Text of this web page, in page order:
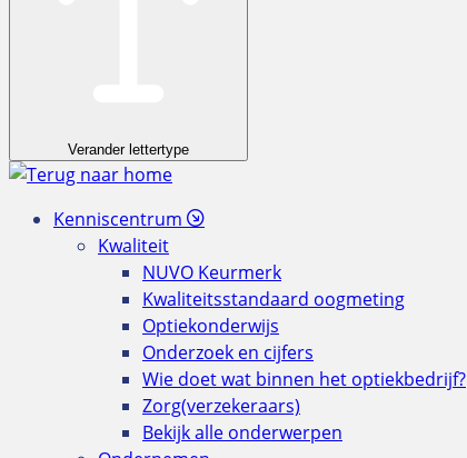
Verander lettertype
Kenniscentrum
Kwaliteit
NUVO Keurmerk
Kwaliteitsstandaard oogmeting
Optiekonderwijs
Onderzoek en cijfers
Wie doet wat binnen het optiekbedrijf?
Zorg(verzekeraars)
Bekijk alle onderwerpen